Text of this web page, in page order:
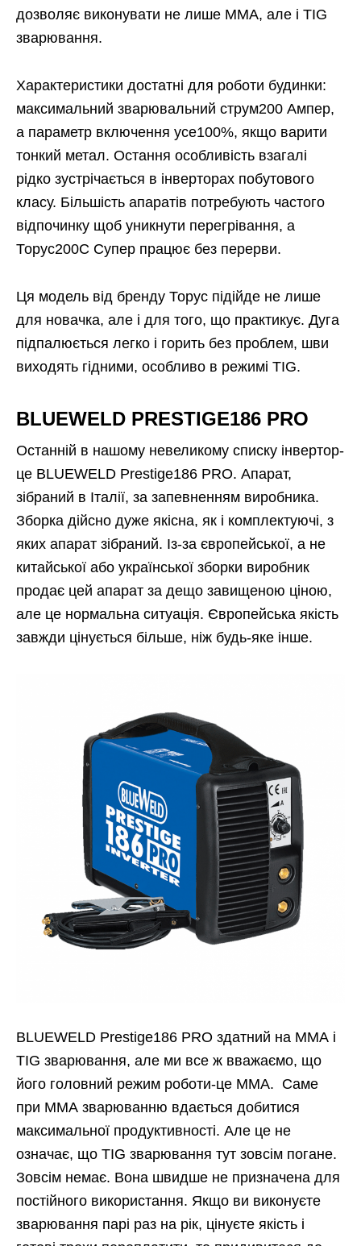
дозволяє виконувати не лише ММА, але і TIG
зварювання.
Характеристики достатні для роботи будинки:
максимальний зварювальний струм200 Ампер,
а параметр включення усе100%, якщо варити
тонкий метал. Остання особливість взагалі
рідко зустрічається в інверторах побутового
класу. Більшість апаратів потребують частого
відпочинку щоб уникнути перегрівання, а
Торус200С Супер працює без перерви.
Ця модель від бренду Торус підійде не лише
для новачка, але і для того, що практикує. Дуга
підпалюється легко і горить без проблем, шви
виходять гідними, особливо в режимі TIG.
BLUEWELD PRESTIGE186 PRO
Останній в нашому невеликому списку інвертор-
це BLUEWELD Prestige186 PRO. Апарат,
зібраний в Італії, за запевненням виробника.
Зборка дійсно дуже якісна, як і комплектуючі, з
яких апарат зібраний. Із-за європейської, а не
китайської або української зборки виробник
продає цей апарат за дещо завищеною ціною,
але це нормальна ситуація. Європейська якість
завжди цінується більше, ніж будь-яке інше.
BLUEWELD Prestige186 PRO здатний на ММА і
TIG зварювання, але ми все ж вважаємо, що
його головний режим роботи-це ММА. Саме
при ММА зварюванню вдається добитися
максимальної продуктивності. Але це не
означає, що TIG зварювання тут зовсім погане.
Зовсім немає. Вона швидше не призначена для
постійного використання. Якщо ви виконуєте
зварювання парі раз на рік, цінуєте якість і